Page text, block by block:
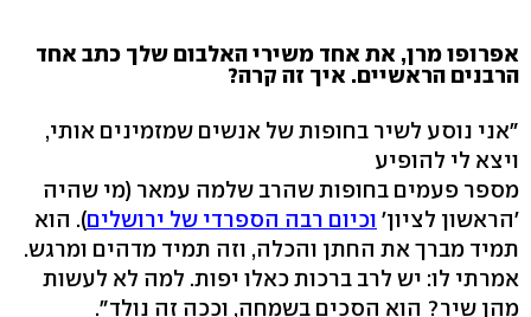
אפרופו מרן, את אחד משירי האלבום שלך כתב אחד
הרבנים הראשיים. איך זה קרה?
"אני נוסע לשיר בחופות של אנשים שמזמינים אותי,
ויצא לי להופיע
מספר פעמים בחופות שהרב שלמה עמאר (מי שהיה
'הראשון לציון' וכיום רבה הספרדי של ירושלים). הוא
תמיד מברך את החתן והכלה, וזה תמיד מדהים ומרגש.
אמרתי לו: יש לרב ברכות כאלו יפות. למה לא לעשות
מהן שיר? הוא הסכים בשמחה, וככה זה נולד".